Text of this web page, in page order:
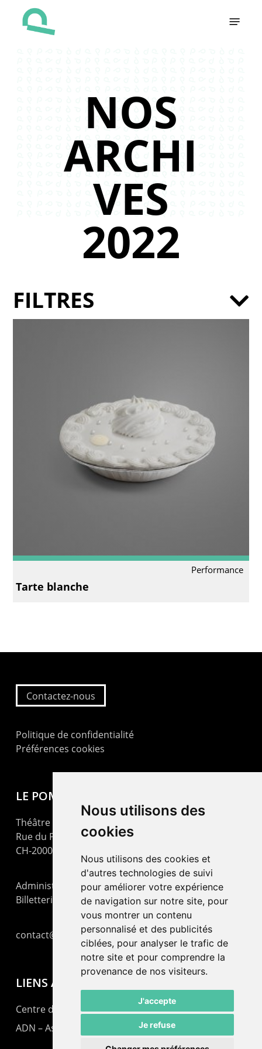
Nous utilisons des
cookies
Nous utilisons des cookies et
d'autres technologies de suivi
pour améliorer votre expérience
de navigation sur notre site, pour
vous montrer un contenu
personnalisé et des publicités
ciblées, pour analyser le trafic de
notre site et pour comprendre la
provenance de nos visiteurs.
J'accepte
Je refuse
NOS
ARCHI
VES
2022
Performance
Tarte blanche
FILTRES
Contactez-nous
Politique de confidentialité
Préférences cookies
LE POMMIER
Théâtre – Centre Culturel Neuchâtelois
Rue du Pommier 9
CH-2000 Neuchâtel
Administration : +41 32 725 03 03
Billetterie : +41 32 725 05 05
contact@lepommier.ch
LIENS AMIS
Centre de culture ABC
ADN – Association Danse Neuchâtel